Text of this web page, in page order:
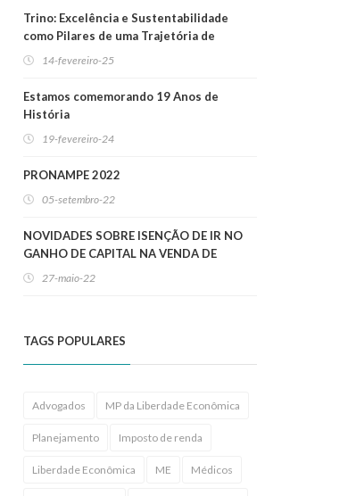
Trino: Excelência e Sustentabilidade
como Pilares de uma Trajetória de
Sucesso14-fevereiro-25
Estamos comemorando 19 Anos de
História
19-fevereiro-24
PRONAMPE 2022
05-setembro-22
NOVIDADES SOBRE ISENÇÃO DE IR NO
GANHO DE CAPITAL NA VENDA DE
IMÓVEIS RESIDENCIAIS!
27-maio-22
TAGS POPULARES
Advogados MP da Liberdade Econômica
Planejamento Imposto de renda
Liberdade Econômica ME Médicos